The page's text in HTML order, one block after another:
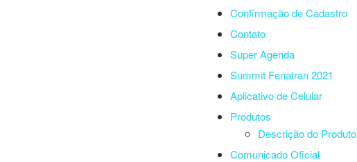
Confirmação de Cadastro
Contato
Super Agenda
Summit Fenatran 2021
Aplicativo de Celular
Produtos
Descrição do Produto
Comunicado Oficial